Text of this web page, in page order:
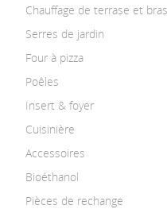
Chauffage de terrase et
Serres de jardin
Four à pizza
Poêles
Insert & foyer
Cuisinière
Accessoires
Bioéthanol
Pièces de rechange